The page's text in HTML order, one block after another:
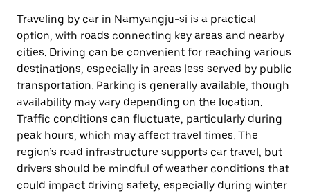
Traveling by car in Namyangju-si is a practical
option, with roads connecting key areas and nearby
cities. Driving can be convenient for reaching various
destinations, especially in areas less served by public
transportation. Parking is generally available, though
availability may vary depending on the location.
Traffic conditions can fluctuate, particularly during
peak hours, which may affect travel times. The
region’s road infrastructure supports car travel, but
drivers should be mindful of weather conditions that
could impact driving safety, especially during winter